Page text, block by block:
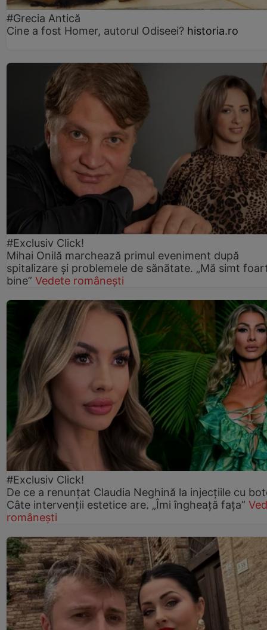
#Grecia Antică
Cine a fost Homer, autorul Odiseei? historia.ro
#Exclusiv Click!
Mihai Onilă marchează primul eveniment după
spitalizare și problemele de sănătate. „Mă simt
bine” Vedete românești
#Exclusiv Click!
De ce a renunțat Claudia Neghină la injecțiile cu
Câte intervenții estetice are. „Îmi îngheață fața”
românești